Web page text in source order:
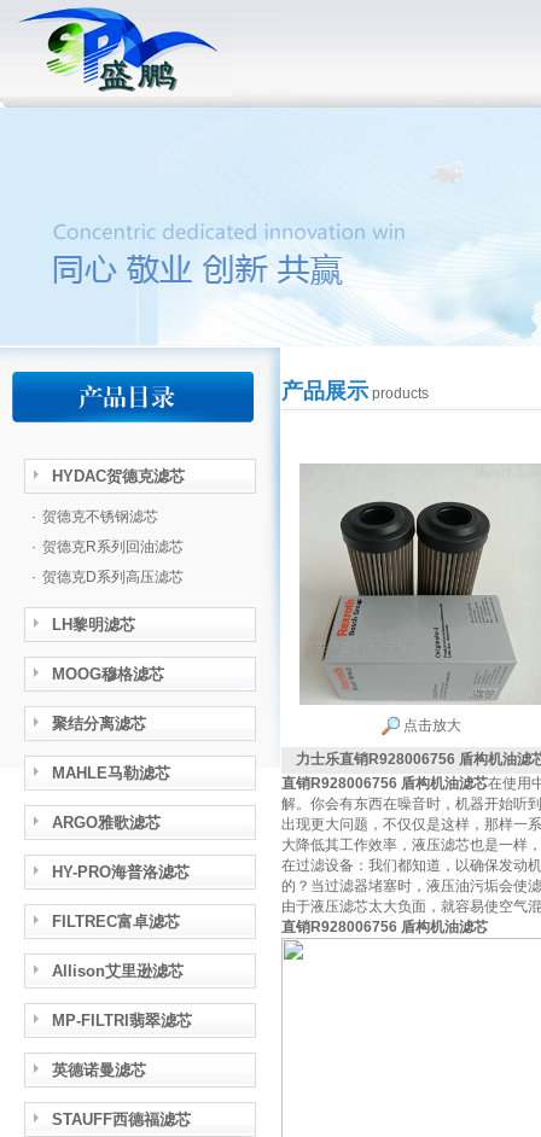
HYDAC贺德克滤芯
· 贺德克不锈钢滤芯
· 贺德克R系列回油滤芯
· 贺德克D系列高压滤芯
LH黎明滤芯
MOOG穆格滤芯
聚结分离滤芯
MAHLE马勒滤芯
ARGO雅歌滤芯
HY-PRO海普洛滤芯
FILTREC富卓滤芯
Allison艾里逊滤芯
MP-FILTRI翡翠滤芯
英德诺曼滤芯
STAUFF西德福滤芯
产品展示 products
点击放大
力士乐直销R928006756 盾构机油滤
直销R928006756 盾构机油滤芯在使用
解。你会有东西在噪音时，机器开始听
出现更大问题，不仅仅是这样，那样一
大降低其工作效率，液压滤芯也是一样
在过滤设备：我们都知道，以确保发动
的？当过滤器堵塞时，液压油污垢会使
由于液压滤芯太大负面，就容易使空气
直销R928006756 盾构机油滤芯